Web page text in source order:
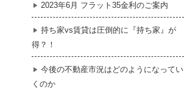
2023年6月 フラット35金利のご案内
持ち家vs賃貸は圧倒的に『持ち家』が
得？！
今後の不動産市況はどのようになってい
くのか